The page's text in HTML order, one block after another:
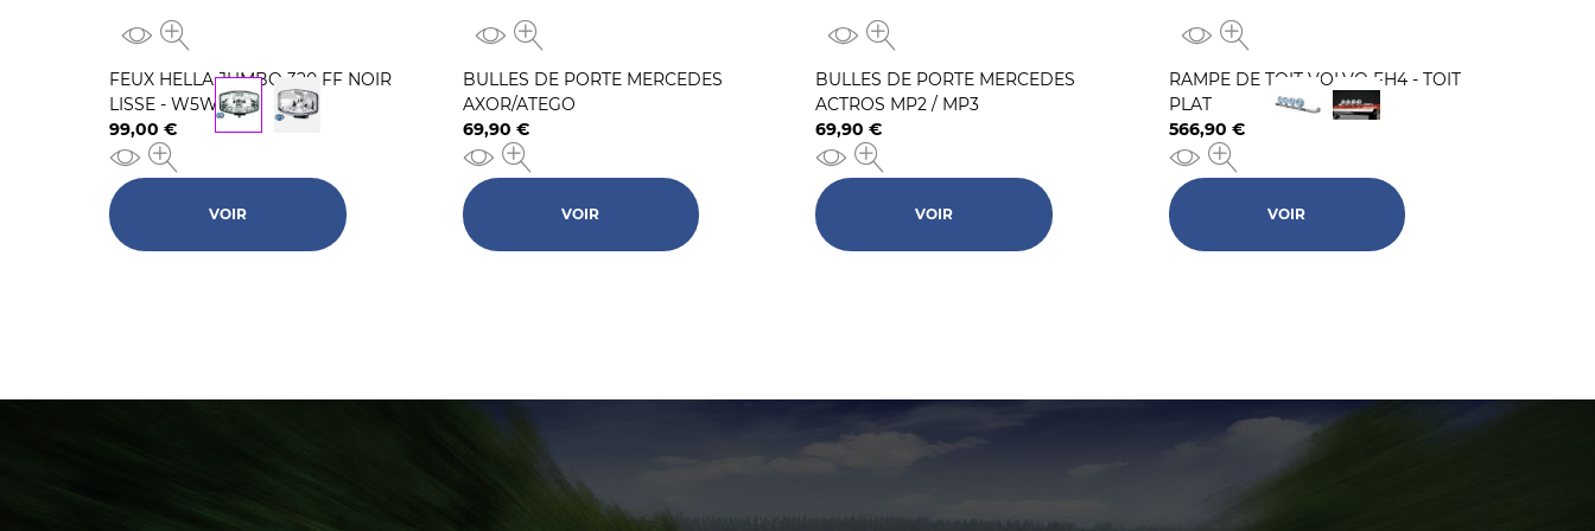
FEUX HELLA JUMBO 320 FF NOIR
LISSE - W5W
Prix
99,00 €
VOIR
BULLES DE PORTE MERCEDES
AXOR/ATEGO
Prix
69,90 €
VOIR
BULLES DE PORTE MERCEDES
ACTROS MP2 / MP3
Prix
69,90 €
VOIR
RAMPE DE TOIT VOLVO FH4 - TOIT
PLAT
Prix
566,90 €
VOIR